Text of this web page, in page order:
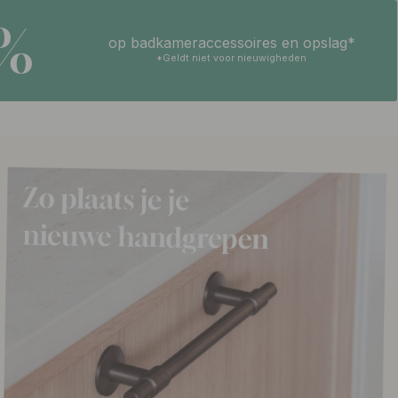
op badkameraccessoires en opslag*
*Geldt niet voor nieuwigheden